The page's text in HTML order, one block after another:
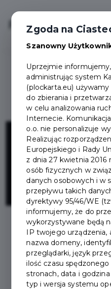
ALAB
Zgoda na
Szanowny
Uprzejmie
administrując system
(plockarta.eu)
do zbierania i
w celu analizowania
Internecie.
o.o. nie personalizuje
Realizując
Europejskiego i Rady
z dnia 27 kwietnia 2016
osób fizycznych w
danych osobowych i w
przepływu takich
dyrektywy 95/46/WE
informujemy, że do
wykorzystywane będą
IP twojego urządzenia,
nazwa domeny,
przeglądarki, język
ilość czasu
stronach, data i
typ i wersja systemu